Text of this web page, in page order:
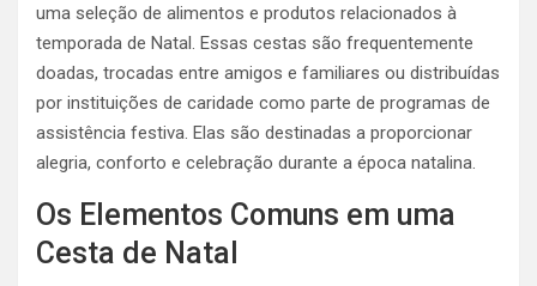
uma seleção de alimentos e produtos relacionados à
temporada de Natal. Essas cestas são frequentemente
doadas, trocadas entre amigos e familiares ou distribuídas
por instituições de caridade como parte de programas de
assistência festiva. Elas são destinadas a proporcionar
alegria, conforto e celebração durante a época natalina.
Os Elementos Comuns em uma
Cesta de Natal